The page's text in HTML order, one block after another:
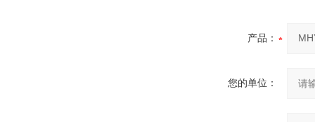
产品：
您的单位：